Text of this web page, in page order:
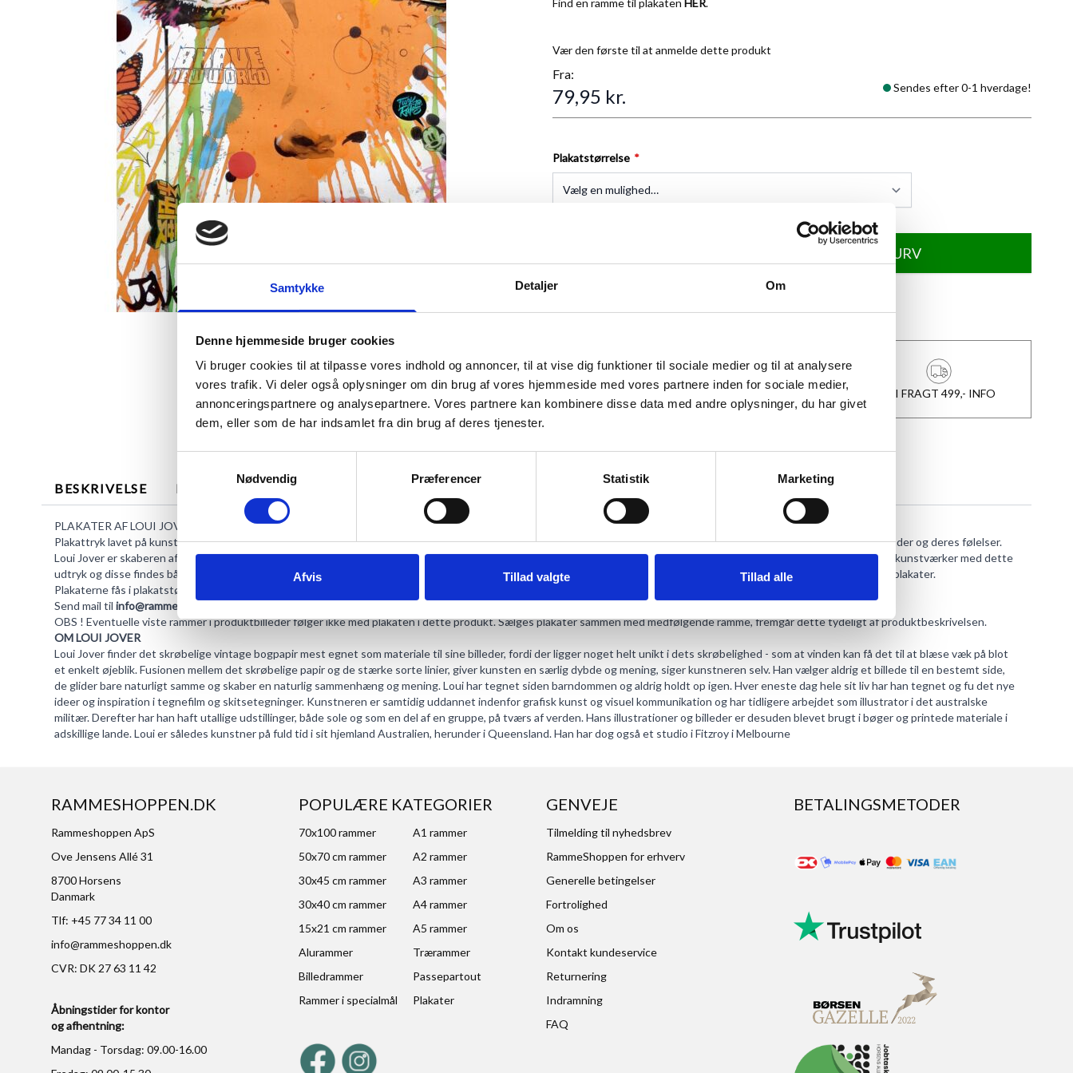
Samtykke Detaljer Om
Denne hjemmeside bruger cookies
Vi bruger cookies til at tilpasse vores indhold og annoncer, til at vise dig funktioner til sociale medier og til at analysere
vores trafik. Vi deler også oplysninger om din brug af vores hjemmeside med vores partnere inden for sociale medier,
annonceringspartnere og analysepartnere. Vores partnere kan kombinere disse data med andre oplysninger, du har givet
dem, eller som de har indsamlet fra din brug af deres tjenester.
Nødvendig
Præferencer Statistik Marketing
Afvis Tillad valgte Tillad alle
Find en ramme til plakaten HER.
Vær den første til at anmelde dette produkt
Fra:
79,95 kr. Sendes efter 0-1 hverdage!
Plakatstørrelse
TILFØJ TIL KURV
ANMELDT TIL 5/5★ 1-3 DAGES LEVERING FRI FRAGT 499,- INFO
BESKRIVELSE MERE INFORMATION ANMELDELSER
PLAKATER AF LOUI JOVER ART
Plakattryk lavet på kunstbillede med tegning, kul og farvekridt på vintage bogpapir. Motivet er en del af en serie der har udviklet sig over de seneste 10 år. Fokus er på kvinder og deres følelser.
Loui Jover er skaberen af denne genre inden for kunst - teknikken, brugen af bogpapir og den ekspressionistiske popstil. Han har skabt mere end 300 forskellige originale kunstværker med dette
udtryk og disse findes både i erhvervssammenhænge og hos private samlere i mere end 60 lande. Disse kunstværk findes der et begrænset antal tryk af, som sælges som plakater.
Plakaterne fås i plakatstørrelser som vælges i dropdownfeltet. Ved henvendelse kan andre ønskede formater muligvis også sælges.
Send mail til info@rammeshoppen.dk
OBS ! Eventuelle viste rammer i produktbilleder følger ikke med plakaten i dette produkt. Sælges plakater sammen med medfølgende ramme, fremgår dette tydeligt af produktbeskrivelsen.
OM LOUI JOVER
Loui Jover finder det skrøbelige vintage bogpapir mest egnet som materiale til sine billeder, fordi der ligger noget helt unikt i dets skrøbelighed - som at vinden kan få det til at blæse væk på blot
et enkelt øjeblik. Fusionen mellem det skrøbelige papir og de stærke sorte linier, giver kunsten en særlig dybde og mening, siger kunstneren selv. Han vælger aldrig et billede til en bestemt side,
de glider bare naturligt samme og skaber en naturlig sammenhæng og mening. Loui har tegnet siden barndommen og aldrig holdt op igen. Hver eneste dag hele sit liv har han tegnet og fu det nye
ideer og inspiration i tegnefilm og skitsetegninger. Kunstneren er samtidig uddannet indenfor grafisk kunst og visuel kommunikation og har tidligere arbejdet som illustrator i det australske
militær. Derefter har han haft utallige udstillinger, både sole og som en del af en gruppe, på tværs af verden. Hans illustrationer og billeder er desuden blevet brugt i bøger og printede materiale i
adskillige lande. Loui er således kunstner på fuld tid i sit hjemland Australien, herunder i Queensland. Han har dog også et studio i Fitzroy i Melbourne
RAMMESHOPPEN.DK
Rammeshoppen ApS
Ove Jensens Allé 31
8700 Horsens
Danmark
Tlf: +45 77 34 11 00
info@rammeshoppen.dk
CVR: DK 27 63 11 42
Åbningstider for kontor
og afhentning:
Mandag - Torsdag: 09.00-16.00
POPULÆRE KATEGORIER
70x100 rammer
A1 rammer
50x70 cm rammer
A2 rammer
30x45 cm rammer
A3 rammer
30x40 cm rammer
A4 rammer
15x21 cm rammer
A5 rammer
Alurammer
Trærammer
Billedrammer
Passepartout
Rammer i specialmål
Plakater
GENVEJE
Tilmelding til nyhedsbrev
RammeShoppen for erhverv
Generelle betingelser
Fortrolighed
Om os
Kontakt kundeservice
Returnering
Indramning
FAQ
BETALINGSMETODER